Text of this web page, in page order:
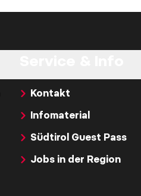
Kontakt
Infomaterial
Südtirol Guest Pass
Jobs in der Region